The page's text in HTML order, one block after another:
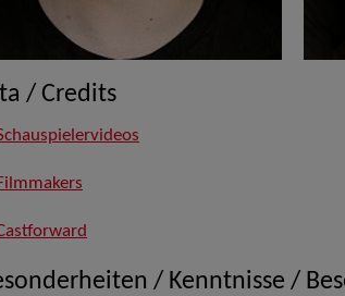
/ Credits
/ Kenntnisse /